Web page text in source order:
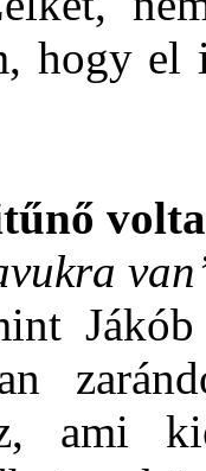
hogy
ami